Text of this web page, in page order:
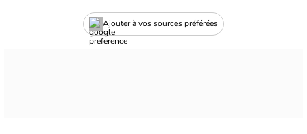
Ajouter à vos sources préférées